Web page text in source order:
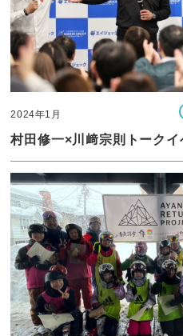
2024年1月
村田修一×川﨑宗則トークイ